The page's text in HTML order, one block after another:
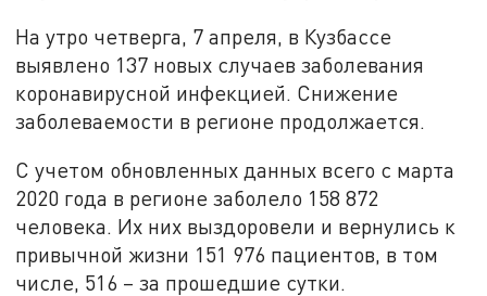
На утро четверга, 7 апреля, в Кузбассе
выявлено 137 новых случаев заболевания
коронавирусной инфекцией. Снижение
заболеваемости в регионе продолжается.
С учетом обновленных данных всего с марта
2020 года в регионе заболело 158 872
человека. Их них выздоровели и вернулись к
привычной жизни 151 976 пациентов, в том
числе, 516 – за прошедшие сутки.